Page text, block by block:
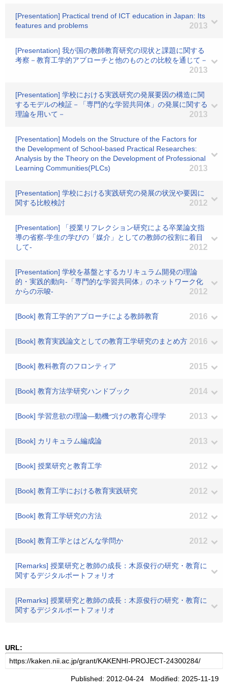
[Presentation] Practical trend of ICT education in Japan: Its
features and problems
2013
[Presentation] 我が国の教師教育研究の現状と課題に関する
考察－教育工学的アプローチと他のものとの比較を通じて－
2013
[Presentation] 学校における実践研究の発展要因の構造に関
するモデルの検証－「専門的な学習共同体」の発展に関する
理論を用いて－
2013
[Presentation] Models on the Structure of the Factors for
the Development of School-based Practical Researches:
Analysis by the Theory on the Development of Professional
Learning Communities(PLCs)
2013
[Presentation] 学校における実践研究の発展の状況や要因に
関する比較検討
2012
[Presentation] 「授業リフレクション研究による卒業論文指
導の省察-学生の学びの「媒介」としての教師の役割に着目
して-
2012
[Presentation] 学校を基盤とするカリキュラム開発の理論
的・実践的動向-「専門的な学習共同体」のネットワーク化
からの示唆-
2012
[Book] 教育工学的アプローチによる教師教育 2016
[Book] 教育実践論文としての教育工学研究のまとめ方 2016
[Book] 教科教育のフロンティア 2015
[Book] 教育方法学研究ハンドブック 2014
[Book] 学習意欲の理論―動機づけの教育心理学 2013
[Book] カリキュラム編成論 2013
[Book] 授業研究と教育工学 2012
[Book] 教育工学における教育実践研究 2012
[Book] 教育工学研究の方法 2012
[Book] 教育工学とはどんな学問か 2012
[Remarks] 授業研究と教師の成長：木原俊行の研究・教育に
関するデジタルポートフォリオ
[Remarks] 授業研究と教師の成長：木原俊行の研究・教育に
関するデジタルポートフォリオ
URL:
Published: 2012-04-24 Modified: 2025-11-19